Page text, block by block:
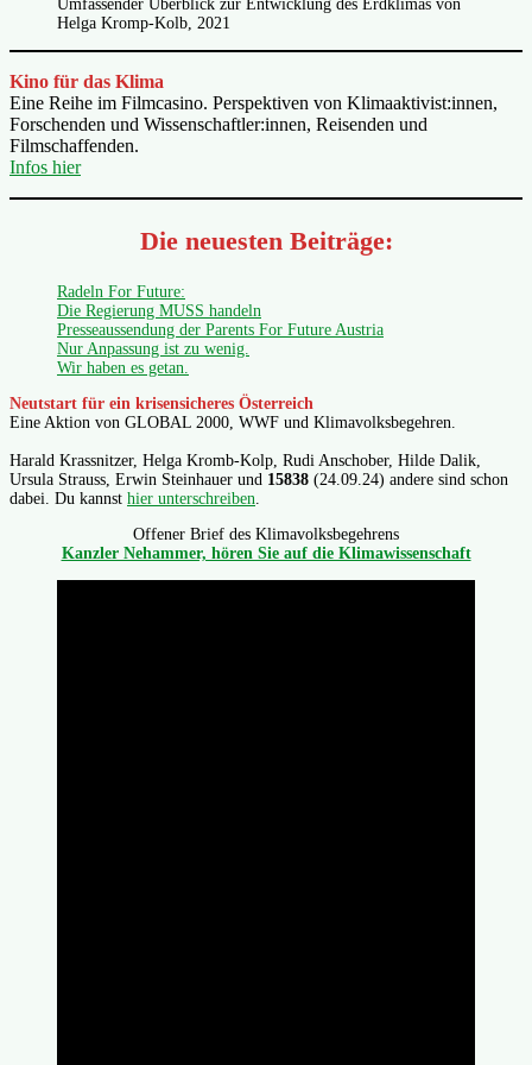
Umfassender Überblick zur Entwicklung des Erdklimas von
Helga Kromp-Kolb, 2021
Kino für das Klima
Eine Reihe im Filmcasino. Perspektiven von Klimaaktivist:innen,
Forschenden und Wissenschaftler:innen, Reisenden und
Filmschaffenden.
Infos hier
Die neuesten Beiträge:
Radeln For Future:
Die Regierung MUSS handeln
Presseaussendung der Parents For Future Austria
Nur Anpassung ist zu wenig.
Wir haben es getan.
Neutstart für ein krisensicheres Österreich
Eine Aktion von GLOBAL 2000, WWF und Klimavolksbegehren.
Harald Krassnitzer, Helga Kromb-Kolp, Rudi Anschober, Hilde Dalik,
Ursula Strauss, Erwin Steinhauer und 15838 (24.09.24) andere sind schon
dabei. Du kannst hier unterschreiben
Offener Brief des Klimavolksbegehrens
Kanzler Nehammer, hören Sie auf die Klimawissenschaft